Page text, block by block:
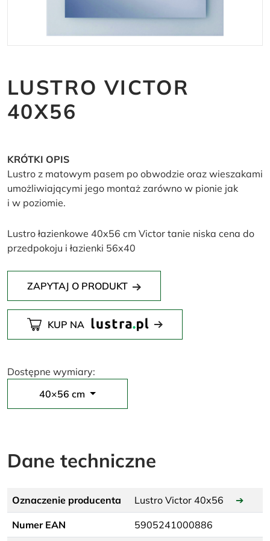
LUSTRO VICTOR
40X56
KRÓTKI OPIS
Lustro z matowym pasem po obwodzie oraz wieszakami
umożliwiającymi jego montaż zarówno w pionie jak
i w poziomie.
Lustro łazienkowe 40x56 cm Victor tanie niska cena do
przedpokoju i łazienki 56x40
ZAPYTAJ O PRODUKT
KUP NA
Dostępne wymiary:
40×56 cm
Dane techniczne
Oznaczenie producenta Lustro Victor 40x56 ➔
Numer EAN 5905241000886